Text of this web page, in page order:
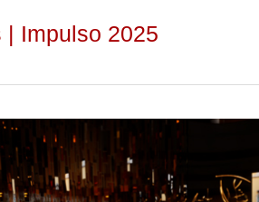
| Impulso 2025